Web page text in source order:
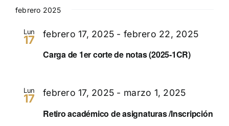
Pregrado
Extensión
y
vistas
la
fecha.
febrero 2025
Lun
17
Carga de 1er corte de notas (2025-1CR)
febrero 17, 2025 -febrero 22, 2025
Lun
17
Retiro académico de asignaturas /Inscripción
febrero 17, 2025 - marzo 1, 2025